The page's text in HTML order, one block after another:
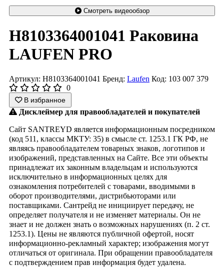
Смотреть видеообзор
H8103364001041 Раковина
LAUFEN PRO
Артикул: H8103364001041 Бренд: Laufen Код: 103 007 379
0
В избранное
Дисклеймер для правообладателей и покупателей
Сайт SANTREYD является информационным посредником
(код 511, классы МКТУ: 35) в смысле ст. 1253.1 ГК РФ, не
являясь правообладателем товарных знаков, логотипов и
изображений, представленных на Сайте. Все эти объекты
принадлежат их законным владельцам и используются
исключительно в информационных целях для
ознакомления потребителей с товарами, вводимыми в
оборот производителями, дистрибьюторами или
поставщиками. Сантрейд не инициирует передачу, не
определяет получателя и не изменяет материалы. Он не
знает и не должен знать о возможных нарушениях (п. 2 ст.
1253.1). Цены не являются публичной офертой, носят
информационно-рекламный характер; изображения могут
отличаться от оригинала. При обращении правообладателя
с подтверждением прав информация будет удалена.